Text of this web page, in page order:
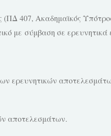
407, Ακαδημαϊκός
με σύμβαση σε
ερευνητικών
αποτελεσμάτων.